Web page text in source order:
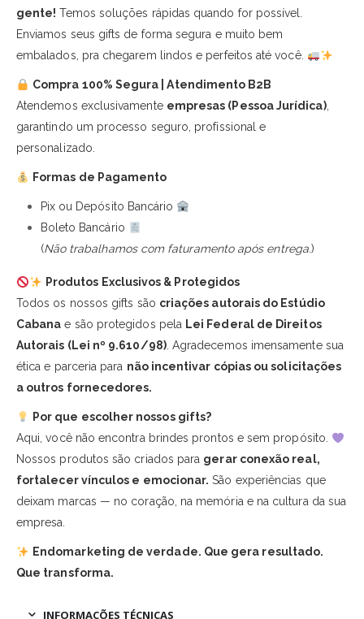
gente! Temos soluções rápidas quando for possível.
Enviamos seus gifts de forma segura e muito bem
embalados, pra chegarem lindos e perfeitos até você.
Compra 100% Segura | Atendimento B2B
Atendemos exclusivamente empresas (Pessoa Jurídica),
garantindo um processo seguro, profissional e
personalizado.
Formas de Pagamento
Pix ou Depósito Bancário
Boleto Bancário
(Não trabalhamos com faturamento após entrega.)
Produtos Exclusivos & Protegidos
Todos os nossos gifts são criações autorais do Estúdio
Cabana e são protegidos pela Lei Federal de Direitos
Autorais (Lei nº 9.610/98). Agradecemos imensamente sua
ética e parceria para não incentivar cópias ou solicitações
a outros fornecedores.
Por que escolher nossos gifts?
Aqui, você não encontra brindes prontos e sem propósito.
Nossos produtos são criados para gerar conexão real,
fortalecer vínculos e emocionar. São experiências que
deixam marcas — no coração, na memória e na cultura da sua
empresa.
Endomarketing de verdade. Que gera resultado.
Que transforma.
INFORMAÇÕES TÉCNICAS